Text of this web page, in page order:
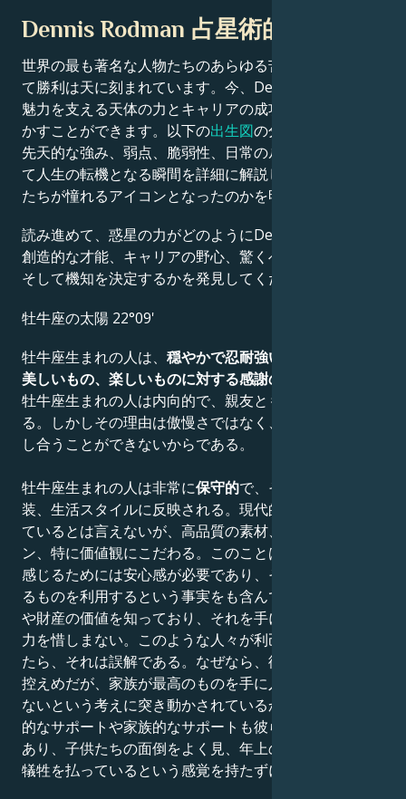
Dennis Rodman 占星術的肖像画
世界の最も著名な人物たちのあらゆる苦闘、挑戦、そし
て勝利は天に刻まれています。今、Dennis Rodmanの
魅力を支える天体の力とキャリアの成功の秘密を解き明
かすことができます。以下の出生図の分析では、彼らの
先天的な強み、弱点、脆弱性、日常のルーティン、そし
て人生の転機となる瞬間を詳細に解説し、なぜ彼らが私
たちが憧れるアイコンとなったのかを明らかにします。
読み進めて、惑星の力がどのようにDennis Rodmanの
創造的な才能、キャリアの野心、驚くべき成果、知恵、
そして機知を決定するかを発見してください。
牡牛座の太陽 22°09'
牡牛座生まれの人は、 穏やかで忍耐強い性格で
美しいもの、楽しいものに対する感謝の
牡牛座生まれの人は内向的で、親友とも距離を置きたが
る。しかしその理由は傲慢さではなく、誰かと問題を話
し合うことができないからである。
牡牛座生まれの人は非常に保守的で、それは行動や服
装、生活スタイルに反映される。現代的なものに反対し
ているとは言えないが、高品質の素材、完璧なデザイ
ン、特に価値観にこだわる。このことは、彼らが幸福を
感じるためには安心感が必要であり、そのためにあらゆ
るものを利用するという事実をも含んでいる。彼らは物
や財産の価値を知っており、それを手に入れるために努
力を惜しまない。このような人々が利己的に見えるとし
たら、それは誤解である。なぜなら、彼ら自身は非常に
控えめだが、家族が最高のものを手に入れなければなら
ないという考えに突き動かされているからである。感情
的なサポートや家族的なサポートも彼らにとって重要で
あり、子供たちの面倒をよく見、年上の家族に対しても
犠牲を払っているという感覚を持たずに気を配る。